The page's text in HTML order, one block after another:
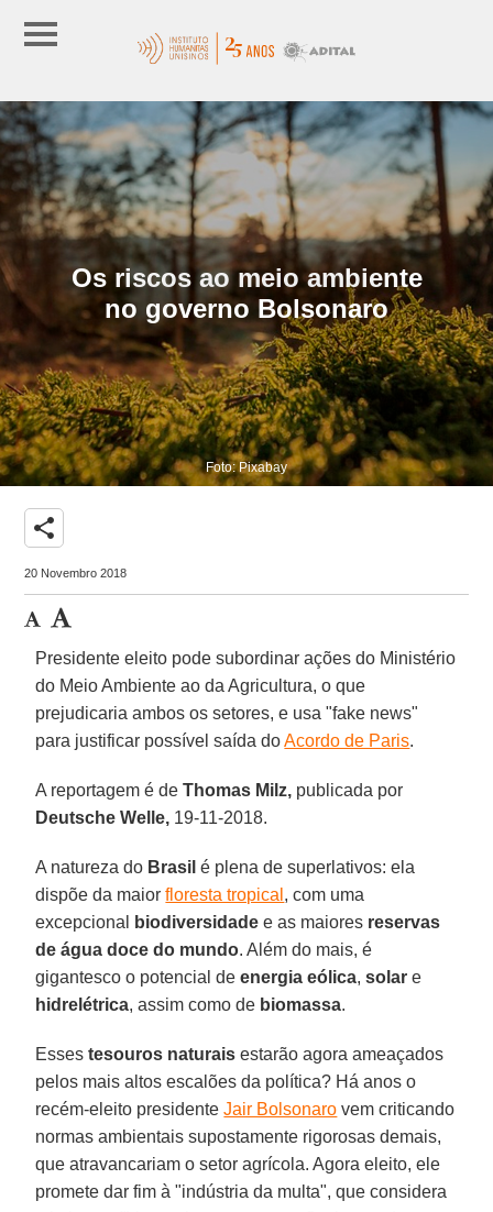
Os riscos ao meio ambiente
no governo Bolsonaro
Foto: Pixabay
share
20 Novembro 2018
Presidente eleito pode subordinar ações do Ministério
do Meio Ambiente ao da Agricultura, o que
prejudicaria ambos os setores, e usa "fake news"
para justificar possível saída doAcordo de Paris.
A reportagem é deThomas Milz, publicada por
Deutsche Welle, 19-11-2018.
A natureza do Brasil é plena de superlativos: ela
dispõe da maiorfloresta tropical , com uma
excepcional
biodiversidade e as maiores reservas
de água doce do mundo. Além do mais, é
gigantesco o potencial deenergia eólica,solar e
hidrelétrica, assim como de biomassa.
Essestesouros naturais estarão agora ameaçados
pelos mais altos escalões da política? Há anos o
recém-eleito presidenteJair Bolsonaro vem criticando
normas ambientais supostamente rigorosas demais,
que atravancariam o setor agrícola. Agora eleito, ele
promete dar fim à "indústria da multa", que considera